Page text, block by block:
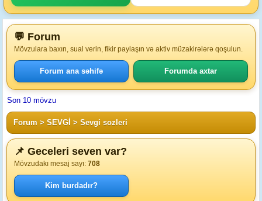
💬 Forum
Mövzulara baxın, sual verin, fikir paylaşın və aktiv müzakirələrə qoşulun.
Forum ana səhifə Forumda axtar
Son 10 mövzu
Forum > SEVGİ > Sevgi sozleri
📌 Geceleri seven var?
Mövzudakı mesaj sayı: 708
Kim burdadır?